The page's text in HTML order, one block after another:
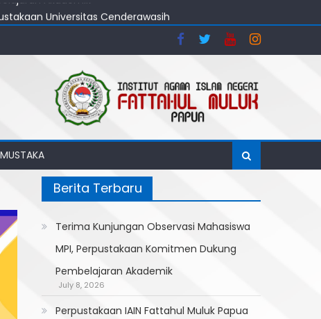
Universitas Cenderawasih
Akademik
Berita Terbaru
Terima Kunjungan Observasi Mahasiswa
MPI, Perpustakaan Komitmen Dukung
Pembelajaran Akademik
July 8, 2026
Perpustakaan IAIN Fattahul Muluk Papua